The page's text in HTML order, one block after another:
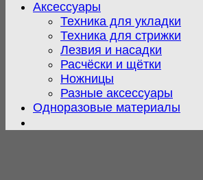
Аксессуары
Техника для укладки
Техника для стрижки
Лезвия и насадки
Расчёски и щётки
Ножницы
Разные аксессуары
Одноразовые материалы